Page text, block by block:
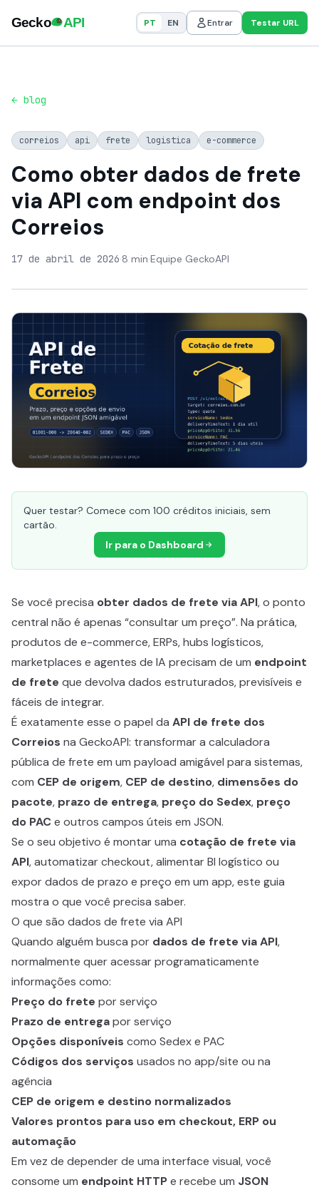
PT EN Entrar Testar URL
← blog
correios api frete logistica e-commerce
Como obter dados de frete
via API com endpoint dos
Correios
17 de abril de 2026·8 min·Equipe GeckoAPI
Quer testar? Comece com 100 créditos iniciais, sem
cartão.
Ir para o Dashboard
Se você precisa obter dados de frete via API, o ponto
central não é apenas “consultar um preço”. Na prática,
produtos de e-commerce, ERPs, hubs logísticos,
marketplaces e agentes de IA precisam de um endpoint
de frete que devolva dados estruturados, previsíveis e
fáceis de integrar.
É exatamente esse o papel da API de frete dos
Correios na GeckoAPI: transformar a calculadora
pública de frete em um payload amigável para sistemas,
com CEP de origem, CEP de destino, dimensões do
pacote, prazo de entrega, preço do Sedex, preço
do PACe outros campos úteis em JSON.
Se o seu objetivo é montar uma cotação de frete via
API, automatizar checkout, alimentar BI logístico ou
expor dados de prazo e preço em um app, este guia
mostra o que você precisa saber.
O que são dados de frete via API
Quando alguém busca por dados de frete via API,
normalmente quer acessar programaticamente
informações como:
Preço do frete por serviço
Prazo de entregapor serviço
Opções disponíveis como Sedex e PAC
Códigos dos serviços usados no app/site ou na
agência
CEP de origem e destino normalizados
Valores prontos para uso em checkout, ERP ou
automação
Em vez de depender de uma interface visual, você
consome um endpoint HTTPe recebe um JSON